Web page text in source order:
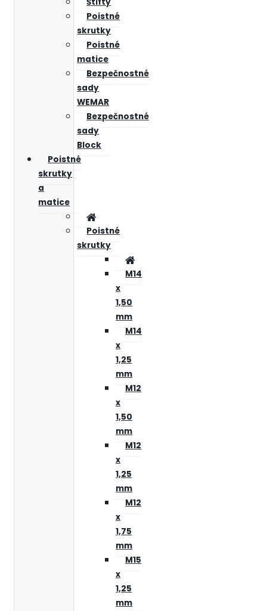
Štifty
Poistné
skrutky
Poistné
matice
Bezpečnostné
sady
WEMAR
Bezpečnostné
sady
Block
Poistné
skrutky
a
matice
Poistné
skrutky
M14
x
1,50
mm
M14
x
1,25
mm
M12
x
1,50
mm
M12
x
1,25
mm
M12
x
1,75
mm
M15
x
1,25
mm